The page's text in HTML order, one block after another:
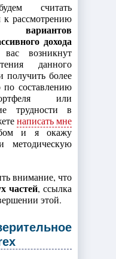
считать
рассмотрению
дохода
возникнут
данного
получить более
составлению
или
трудности в
написать мне
и я окажу
методическую
внимание, что
частей, ссылка
этой.